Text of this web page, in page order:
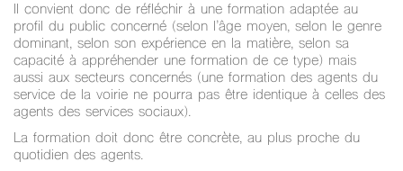
Il convient donc de réfléchir à une formation adaptée au
profil du public concerné (selon l’âge moyen, selon le genre
dominant, selon son expérience en la matière, selon sa
capacité à appréhender une formation de ce type) mais
aussi aux secteurs concernés (une formation des agents du
service de la voirie ne pourra pas être identique à celles des
agents des services sociaux).
La formation doit donc être concrète, au plus proche du
quotidien des agents.